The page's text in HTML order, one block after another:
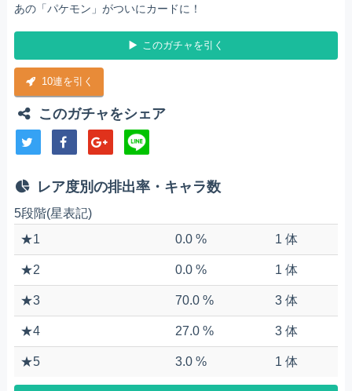
あの「パケモン」がついにカードに！
このガチャを引く
10連を引く
このガチャをシェア
レア度別の排出率・キャラ数
5段階(星表記)
★1
0.0 % 1 体
★2 0.0 % 1 体
★3 70.0 % 3 体
★4 27.0 % 3 体
★5 3.0 % 1 体